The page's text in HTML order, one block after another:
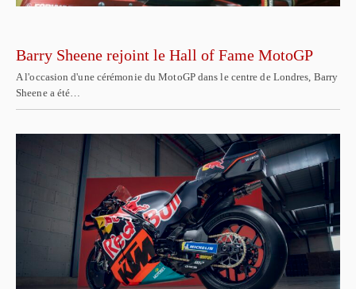
Barry Sheene rejoint le Hall of Fame MotoGP
A l'occasion d'une cérémonie du MotoGP dans le centre de Londres, Barry
Sheene a été…